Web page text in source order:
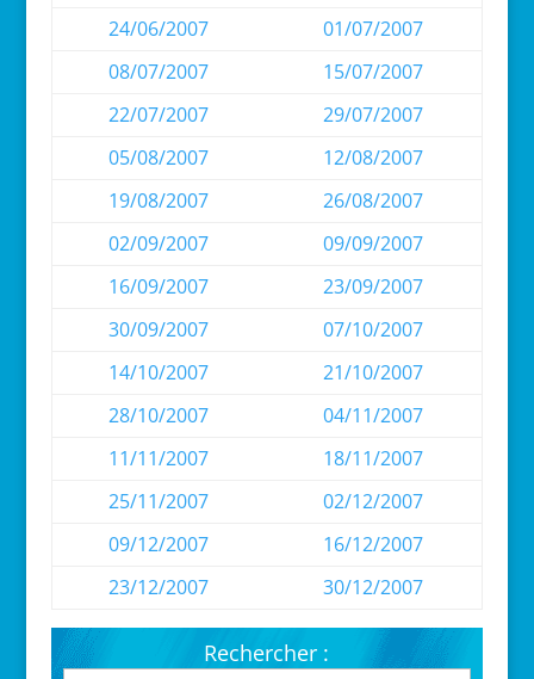
24/06/2007
01/07/2007
08/07/2007
15/07/2007
22/07/2007
29/07/2007
05/08/2007
12/08/2007
19/08/2007
26/08/2007
02/09/2007
09/09/2007
16/09/2007
23/09/2007
30/09/2007
07/10/2007
14/10/2007
21/10/2007
28/10/2007
04/11/2007
11/11/2007
18/11/2007
25/11/2007
02/12/2007
09/12/2007
16/12/2007
23/12/2007
30/12/2007
Rechercher :